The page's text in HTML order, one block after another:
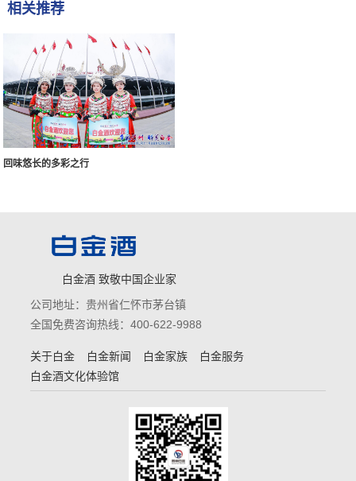
相关推荐
回味悠长的多彩之行
白金酒 致敬中国企业家
公司地址：贵州省仁怀市茅台镇
全国免费咨询热线：400-622-9988
关于白金 白金新闻 白金家族
白金服务
白金酒文化体验馆